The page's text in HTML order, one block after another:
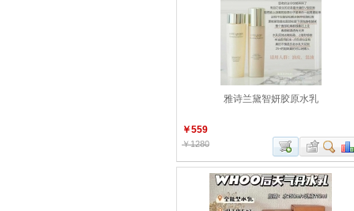
雅诗兰黛智妍胶原水乳
￥559
￥1280